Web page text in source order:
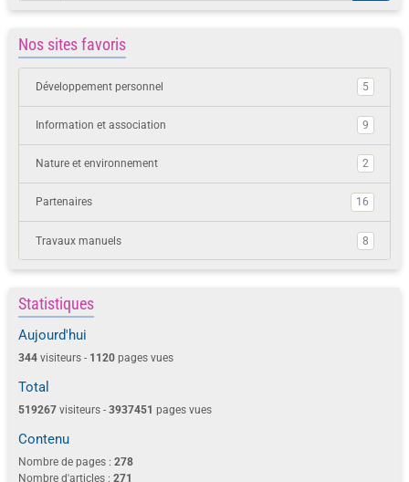
Nos sites favoris
Développement personnel 5
Information et association 9
Nature et environnement 2
Partenaires 16
Travaux manuels 8
Statistiques
Aujourd'hui
344 visiteurs - 1120 pages vues
Total
519267 visiteurs - 3937451 pages vues
Contenu
Nombre de pages : 278
Nombre d'articles : 271